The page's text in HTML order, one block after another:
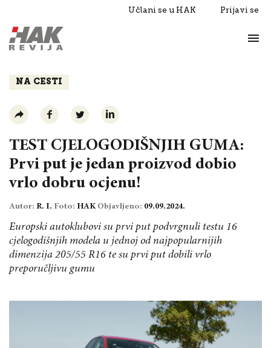
Učlani se u HAK Prijavi se
Razgovori
NA CESTI
TEST CJELOGODIŠNJIH GUMA:
Prvi put je jedan proizvod dobio
vrlo dobru ocjenu!
Autor: R. I. Foto: HAK Objavljeno: 09.09.2024.
Europski autoklubovi su prvi put podvrgnuli testu 16
cjelogodišnjih modela u jednoj od najpopularnijih
dimenzija 205/55 R16 te su prvi put dobili vrlo
preporučljivu gumu